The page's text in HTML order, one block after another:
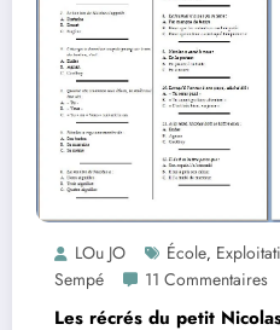
LOu JO École,
Sempé 11 Commentaires
Les récrés du petit